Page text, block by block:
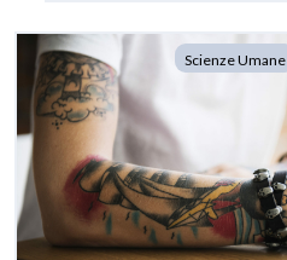
Scienze Umane